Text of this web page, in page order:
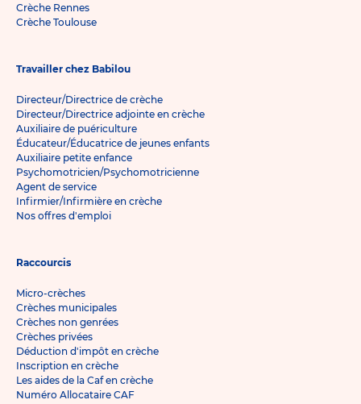
Crèche Rennes
Crèche Toulouse
Travailler chez Babilou
Directeur/Directrice de crèche
Directeur/Directrice adjointe en crèche
Auxiliaire de puériculture
Éducateur/Éducatrice de jeunes enfants
Auxiliaire petite enfance
Psychomotricien/Psychomotricienne
Agent de service
Infirmier/Infirmière en crèche
Nos offres d'emploi
Raccourcis
Micro-crèches
Crèches municipales
Crèches non genrées
Crèches privées
Déduction d'impôt en crèche
Inscription en crèche
Les aides de la Caf en crèche
Numéro Allocataire CAF